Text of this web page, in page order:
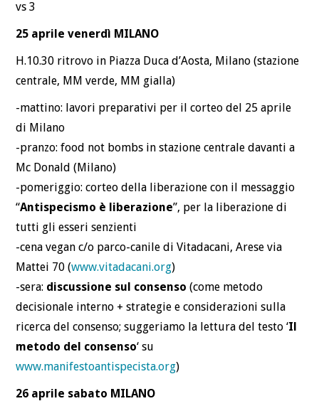
vs 3
25 aprile venerdì MILANO
H.10.30 ritrovo in Piazza Duca d’Aosta, Milano (stazione
centrale, MM verde, MM gialla)
-mattino: lavori preparativi per il corteo del 25 aprile
di Milano
-pranzo: food not bombs in stazione centrale davanti a
Mc Donald (Milano)
-pomeriggio: corteo della liberazione con il messaggio
“Antispecismo è liberazione”, per la liberazione di
tutti gli esseri senzienti
-cena vegan c/o parco-canile di Vitadacani, Arese via
Mattei 70 (www.vitadacani.org)
-sera: discussione sul consenso (come metodo
decisionale interno + strategie e considerazioni sulla
ricerca del consenso; suggeriamo la lettura del testo ‘Il
metodo del consenso‘ su
www.manifestoantispecista.org)
26 aprile sabato MILANO